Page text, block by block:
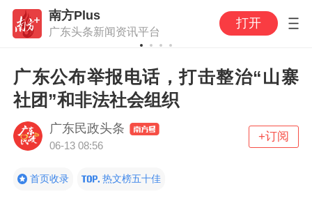
南方Plus
广东头条新闻资讯平台
打开
广东公布举报电话，打击整治“山寨
社团”和非法社会组织
广东民政头条
06-13 08:56
+订阅
首页收录 热文榜五十佳